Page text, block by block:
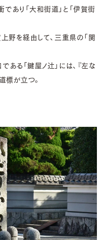
あり「大和街道」と「伊賀街
野を経由して、三重県の「関
る「鍵屋ノ辻」には、『左な
標が立つ。